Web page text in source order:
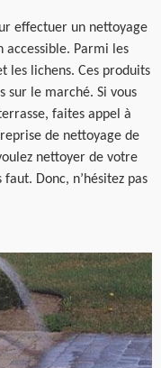
effectuer un nettoyage
accessible. Parmi les
les lichens. Ces produits
sur le marché. Si vous
faites appel à
de nettoyage de
nettoyer de votre
Donc, n’hésitez pas